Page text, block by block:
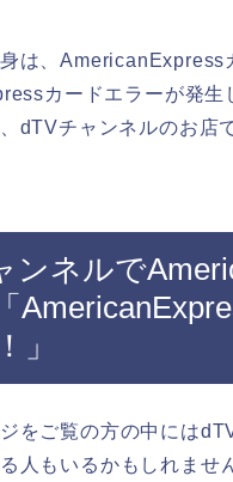
は、AmericanExpress
カードエラーが発
dTVチャンネルのお店
ンネルで
」
をご覧の方の中には
人もいるかもしれませ